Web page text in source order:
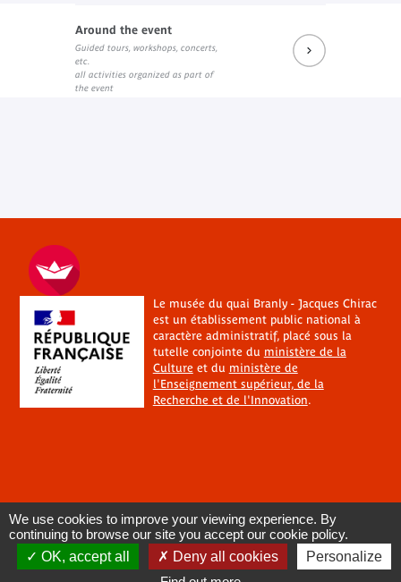
Around the event
Guided tours, workshops, concerts,
etc.
all activities organized as part of
the event
Le musée du quai Branly - Jacques Chirac
est un établissement public national à
caractère administratif, placé sous la
tutelle conjointe du ministère de la
Cultureet du ministère de
l'Enseignement supérieur, de la
Recherche et de l'Innovation.
We use cookies to improve your viewing experience. By
continuing to browse our site you accept our cookie policy.
OK, accept all
Deny all cookies
Personalize